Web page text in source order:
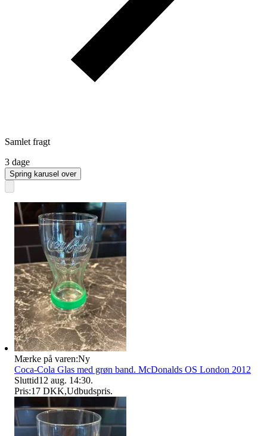
Samlet fragt
3 dage
Spring karusel over
Mærke på varen:Ny
Coca-Cola Glas med grøn band. McDonalds OS London 2012
Sluttid12 aug. 14:30.
Pris:17 DKK,Udbudspris.